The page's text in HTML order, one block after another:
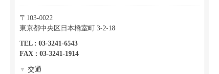
〒103-0022
東京都中央区日本橋室町 3-2-18
TEL : 03-3241-6543
FAX : 03-3241-1914
▼ 交通